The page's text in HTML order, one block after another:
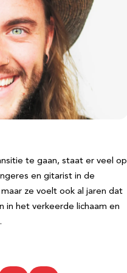
te gaan, staat er veel op
en gitarist in de
ze voelt ook al jaren dat
in het verkeerde lichaam en